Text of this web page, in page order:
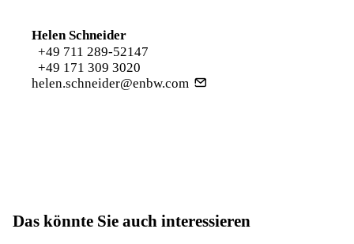
Helen Schneider
+49 711 289-52147
+49 171 309 3020
helen.schneider@enbw.com
Das könnte Sie auch interessieren